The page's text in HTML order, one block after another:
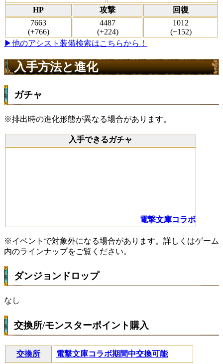
HP
攻撃
回復
7663
(+766)
4487
(+224)
1012
(+152)
▶他のアシスト装備検索はこちらから！
入手方法と進化
ガチャ
※排出時の進化形態が異なる場合があります。
入手できるガチャ
電撃文庫コラボ
※イベントで対象外になる場合があります。詳しくはゲーム
内のラインナップをご覧ください。
ダンジョンドロップ
なし
交換所/モンスターポイント購入
交換所 電撃文庫コラボ期間中交換可能